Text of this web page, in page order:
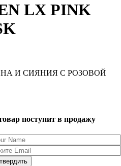
LX PINK
И СИЯНИЯ С РОЗОВОЙ
поступит в продажу